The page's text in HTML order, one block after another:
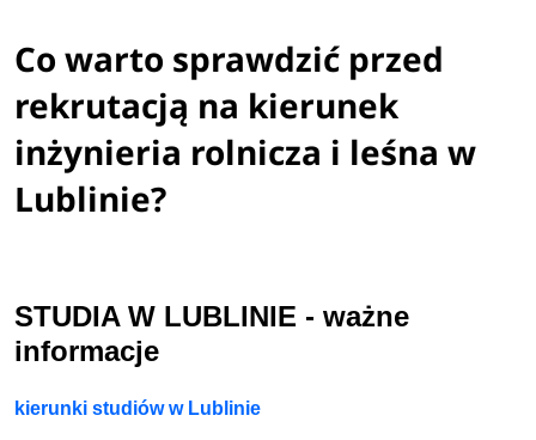
Co warto sprawdzić przed
rekrutacją na kierunek
inżynieria rolnicza i leśna w
Lublinie?
STUDIA W LUBLINIE - ważne
informacje
kierunki studiów w Lublinie